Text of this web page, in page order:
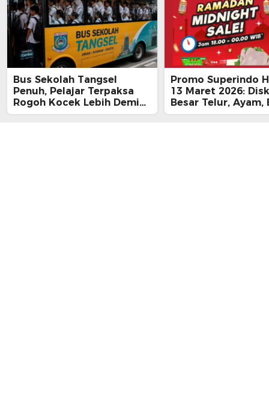
Bus Sekolah Tangsel
Penuh, Pelajar Terpaksa
Rogoh Kocek Lebih Demi
Tiba Tepat Waktu
Promo Superindo
13 Maret 2026:
Besar Telur, Ayam,
hingga Daging,